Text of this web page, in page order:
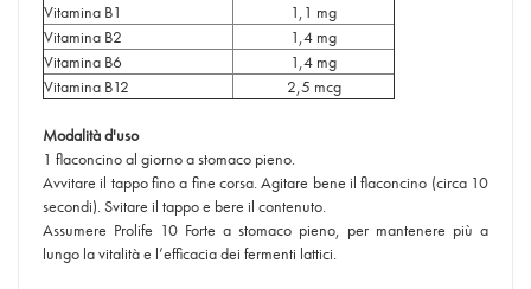
Vitamina B1
1,1 mg
Vitamina B2
1,4 mg
Vitamina B6
1,4 mg
Vitamina B12
2,5 mcg
Modalità d'uso
1 flaconcino al giorno a stomaco pieno.
Avvitare il tappo fino a fine corsa. Agitare bene il flaconcino (circa 10
secondi). Svitare il tappo e bere il contenuto.
Assumere Prolife 10 Forte a stomaco pieno, per mantenere più a
lungo la vitalità e l’efficacia dei fermenti lattici.